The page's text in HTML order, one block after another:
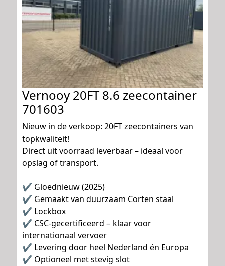
Vernooy 20FT 8.6 zeecontainer
701603
Nieuw in de verkoop: 20FT zeecontainers van
topkwaliteit!
Direct uit voorraad leverbaar – ideaal voor
opslag of transport.
✔ Gloednieuw (2025)
✔ Gemaakt van duurzaam Corten staal
✔ Lockbox
✔ CSC-gecertificeerd – klaar voor
internationaal vervoer
✔ Levering door heel Nederland én Europa
✔ Optioneel met stevig slot